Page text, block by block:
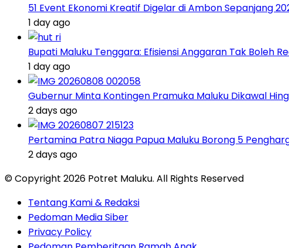
51 Event Ekonomi Kreatif Digelar di Ambon Sepanjang
1 day ago
Bupati Maluku Tenggara: Efisiensi Anggaran Tak Boleh
1 day ago
Gubernur Minta Kontingen Pramuka Maluku Dikawal
2 days ago
Pertamina Patra Niaga Papua Maluku Borong 5
2 days ago
© Copyright 2026 Potret Maluku. All Rights Reserved
Tentang Kami & Redaksi
Pedoman Media Siber
Privacy Policy